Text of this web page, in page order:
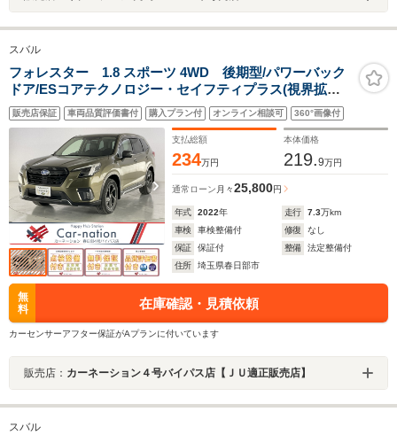
スバル
フォレスター 1.8 スポーツ 4WD 後期型/パワーバック
ドア/ESコアテクノロジー・セイフティプラス(視界拡張)/
ステア連動LEDヘッド/前後席シートヒーター/前席Pシー
ト/Panasonicビルトインナビ/フルセグ/Blu-ray再
生/Bluetooth/純正ドラレコ/ETC
販売店保証 車両品質評価書付 購入プラン付 オンライン相談可 360°画像付
支払総額
234万円
本体価格
219.9万円
通常ローン 月々25,800円
年式 2022年 走行 7.3万km
車検
車検整備付 修復
なし
保証
保証付 整備
法定整備付
住所
埼玉県春日部市
無
料
在庫確認・見積依頼
カーセンサーアフター保証がAプランに付いています
販売店： カーネーション４号バイパス店【ＪＵ適正販売店】
スバル